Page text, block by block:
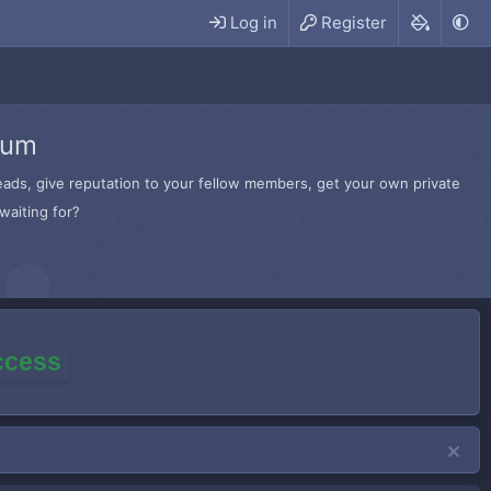
Log in Register
give reputation to your fellow members, get your own private
for?